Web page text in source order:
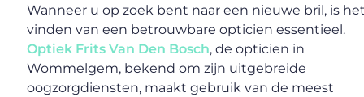
Wanneer u op zoek bent naar een nieuwe bril, is
vinden van een betrouwbare opticien essentieel.
Optiek Frits Van Den Bosch, de opticien in
Wommelgem, bekend om zijn uitgebreide
oogzorgdiensten, maakt gebruik van de meest